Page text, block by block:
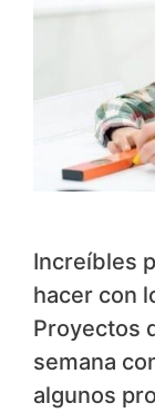
Increíbles
hacer con
Proyectos
semana
algunos